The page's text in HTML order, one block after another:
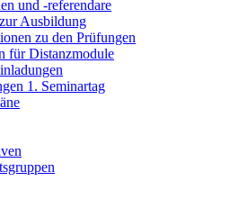
und -referendare
Ausbildung
zu den Prüfungen
für Distanzmodule
1. Seminartag